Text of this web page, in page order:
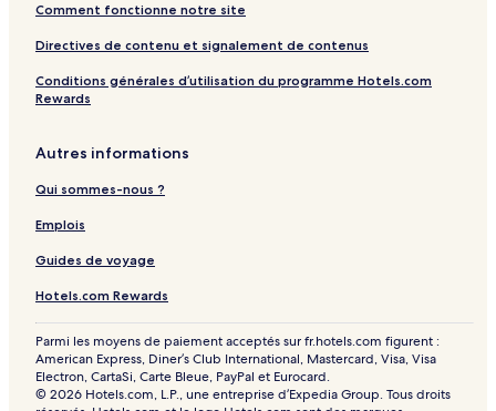
Comment fonctionne notre site
Directives de contenu et signalement de contenus
Conditions générales d’utilisation du programme Hotels.com
Rewards
Autres informations
Qui sommes-nous ?
Emplois
Guides de voyage
Hotels.com Rewards
Parmi les moyens de paiement acceptés sur fr.hotels.com figurent :
American Express, Diner’s Club International, Mastercard, Visa, Visa
Electron, CartaSi, Carte Bleue, PayPal et Eurocard.
© 2026 Hotels.com, L.P., une entreprise d’Expedia Group. Tous droits